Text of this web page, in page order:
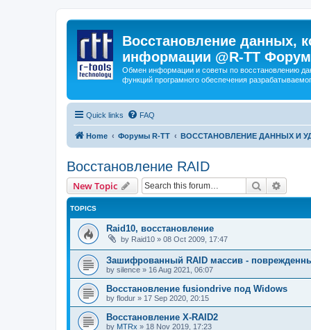
Восстановление данных,
информации @R-TT Форум
Обмен информации и советы по восстановлению
функций програмного обеспечения
Quick links FAQ
Home Форумы R-TT ВОССТАНОВЛЕНИЕ ДАННЫХ И
Восстановление RAID
New Topic Search
TOPICS
Raid10, восстановление
by Raid10 » 08 Oct 2009, 17:47
Зашифрованный RAID массив -
by silence » 16 Aug 2021, 06:07
Восстановление fusiondrive под Widows
by flodur » 17 Sep 2020, 20:15
Восстановление X-RAID2
by MTRx » 18 Nov 2019, 17:23